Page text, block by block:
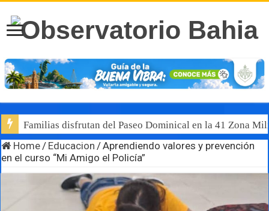
Familias disfrutan del Paseo Dominical en la 41 Zona
Home / Educacion /Aprendiendo valores y prevención
en el curso “Mi Amigo el Policía”